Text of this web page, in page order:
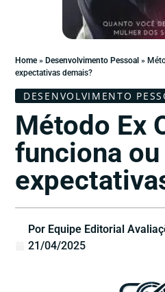
Home» Desenvolvimento Pessoal »
expectativas demais?
DESENVOLVIMENTO
Método Ex
funciona
Por Equipe Editorial
21/04/2025